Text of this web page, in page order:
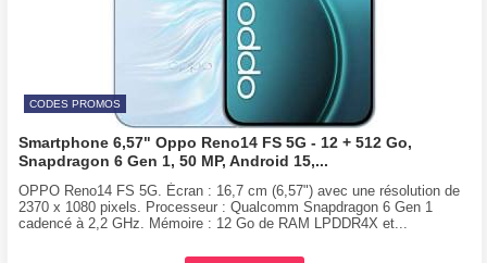
CODES PROMOS
Smartphone 6,57" Oppo Reno14 FS 5G - 12 + 512 Go,
Snapdragon 6 Gen 1, 50 MP, Android 15,...
OPPO Reno14 FS 5G. Écran : 16,7 cm (6,57") avec une résolution de
2370 x 1080 pixels. Processeur : Qualcomm Snapdragon 6 Gen 1
cadencé à 2,2 GHz. Mémoire : 12 Go de RAM LPDDR4X et...